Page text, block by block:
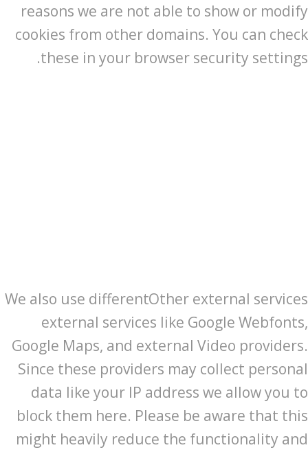
reasons we are not able to show or modify
cookies from other domains. You can check
these in your browser security settings.
Other external services
We also use different
external services like Google Webfonts,
Google Maps, and external Video providers.
Since these providers may collect personal
data like your IP address we allow you to
block them here. Please be aware that this
might heavily reduce the functionality and